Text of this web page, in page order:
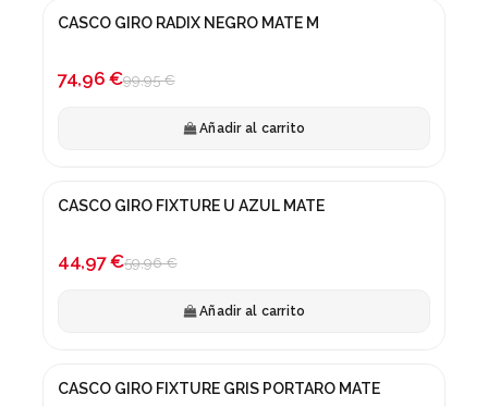
¡En oferta!
CASCO GIRO RADIX NEGRO MATE M
74,96 €99,95 €
Añadir al carrito
-25%
CASCO GIRO FIXTURE U AZUL MATE
44,97 €59,96 €
Añadir al carrito
¡En oferta!
CASCO GIRO FIXTURE GRIS PORTARO MATE